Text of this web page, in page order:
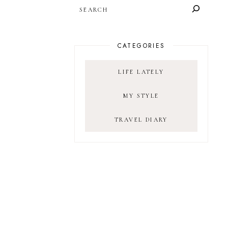
CATEGORIES
LIFE LATELY
MY STYLE
TRAVEL DIARY